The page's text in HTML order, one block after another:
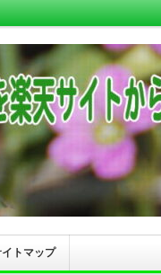
トマップ